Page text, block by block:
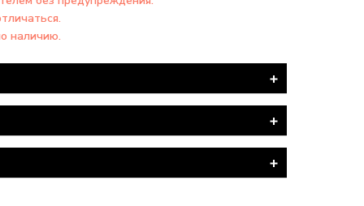
наличию.
ПОЧТА".
товара производится БЕСПЛАТНО.